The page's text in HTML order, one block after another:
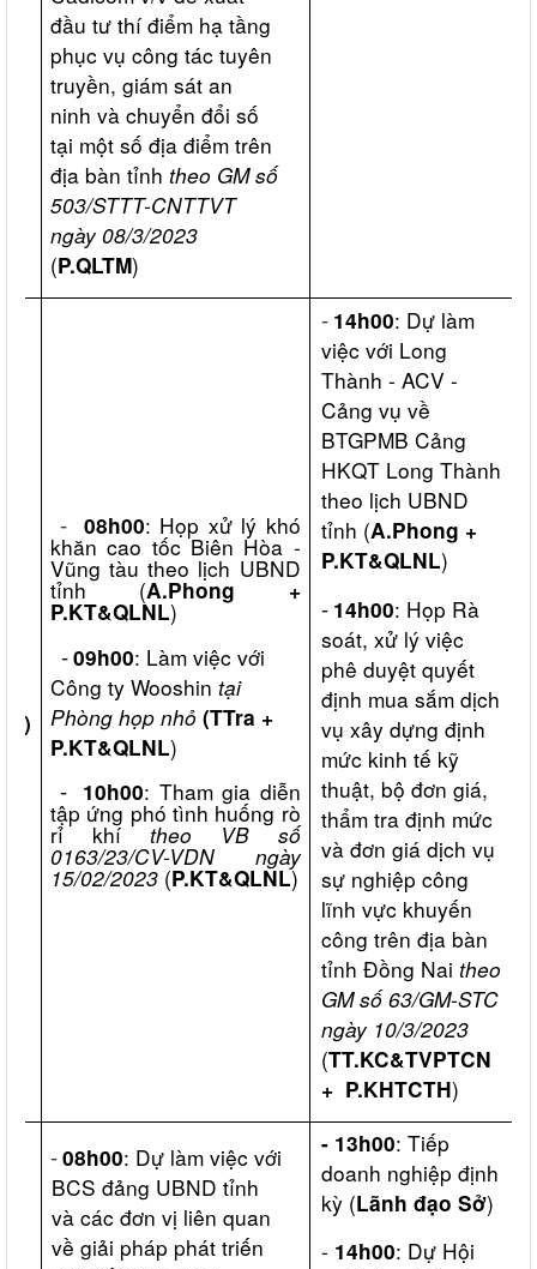
đầu tư thí điểm hạ tầng
phục vụ công tác tuyên
truyền, giám sát an
ninh và chuyển đổi số
tại một số địa điểm trên
địa bàn tỉnh theo GM số
503/STTT-CNTTVT
ngày 08/3/2023
(P.QLTM)
- 08h00: Họp xử lý khó
khăn cao tốc Biên Hòa -
Vũng tàu theo lịch UBND
tỉnh(A.Phong +
P.KT&QLNL)
-09h00: Làm việc với
Công ty Wooshin tại
Phòng họp nhỏ (TTra +
P.KT&QLNL)
- 10h00: Tham gia diễn
tập ứng phó tình huống rò
rỉ khí theo VB số
0163/23/CV-VDN ngày
15/02/2023 (P.KT&QLNL)
- 14h00: Dự làm
việc với Long
Thành - ACV -
Cảng vụ về
BTGPMB Cảng
HKQT Long Thành
theo lịch UBND
tỉnh (A.Phong +
P.KT&QLNL)
- 14h00: Họp Rà
soát, xử lý việc
phê duyệt quyết
định mua sắm dịch
vụ xây dựng định
mức kinh tế kỹ
thuật, bộ đơn giá,
thẩm tra định mức
và đơn giá dịch vụ
sự nghiệp công
lĩnh vực khuyến
công trên địa bàn
tỉnh Đồng Naitheo
GM số 63/GM-STC
ngày 10/3/2023
(TT.KC&TVPTCN
+ P.KHTCTH)
-08h00: Dự làm việc với
BCS đảng UBND tỉnh
và các đơn vị liên quan
về giải pháp phát triến
- 13h00: Tiếp
doanh nghiệp định
kỳ (Lãnh đạo Sở)
- 14h00: Dự Hội